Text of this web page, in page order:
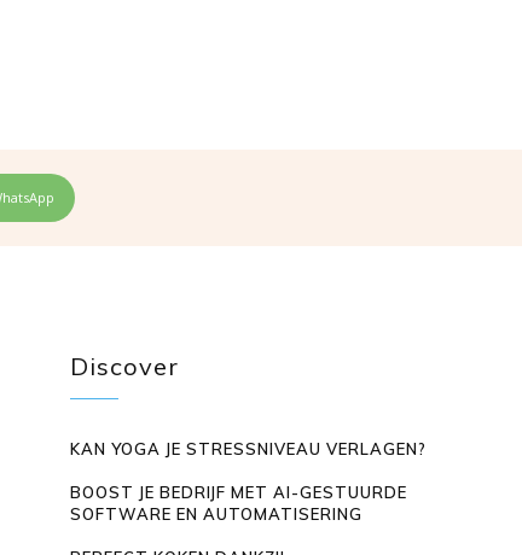
Discover
KAN YOGA JE STRESSNIVEAU VERLAGEN?
BOOST JE BEDRIJF MET AI-GESTUURDE
SOFTWARE EN AUTOMATISERING